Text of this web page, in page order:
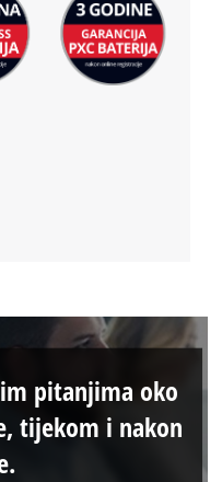
pitanjima oko
tijekom i nakon